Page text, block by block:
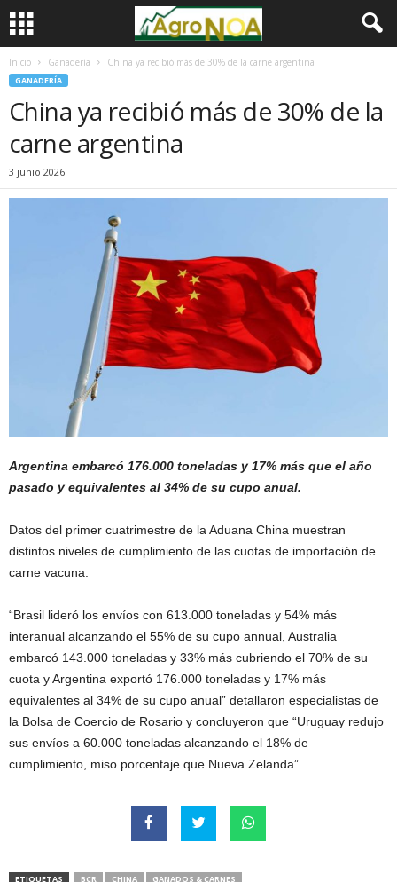
Inicio Ganadería China ya recibió más de 30% de la carne argentina
GANADERÍA
China ya recibió más de 30% de la
carne argentina
3 junio 2026
Argentina embarcó 176.000 toneladas y 17% más que el año
pasado y equivalentes al 34% de su cupo anual.
Datos del primer cuatrimestre de la Aduana China muestran
distintos niveles de cumplimiento de las cuotas de importación de
carne vacuna.
“Brasil lideró los envíos con 613.000 toneladas y 54% más
interanual alcanzando el 55% de su cupo annual, Australia
embarcó 143.000 toneladas y 33% más cubriendo el 70% de su
cuota y Argentina exportó 176.000 toneladas y 17% más
equivalentes al 34% de su cupo anual” detallaron especialistas de
la Bolsa de Coercio de Rosario y concluyeron que “Uruguay redujo
sus envíos a 60.000 toneladas alcanzando el 18% de
cumplimiento, miso porcentaje que Nueva Zelanda”.
ETIQUETAS BCR CHINA GANADOS & CARNES